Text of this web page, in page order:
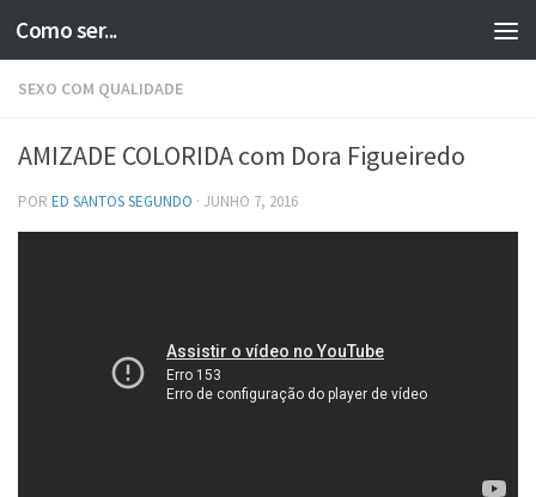
Skip to content
Como ser...
SEXO COM QUALIDADE
AMIZADE COLORIDA com Dora Figueiredo
POR ED SANTOS SEGUNDO · JUNHO 7, 2016